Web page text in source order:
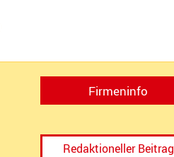
Firmeninfo
Redaktioneller Beitrag